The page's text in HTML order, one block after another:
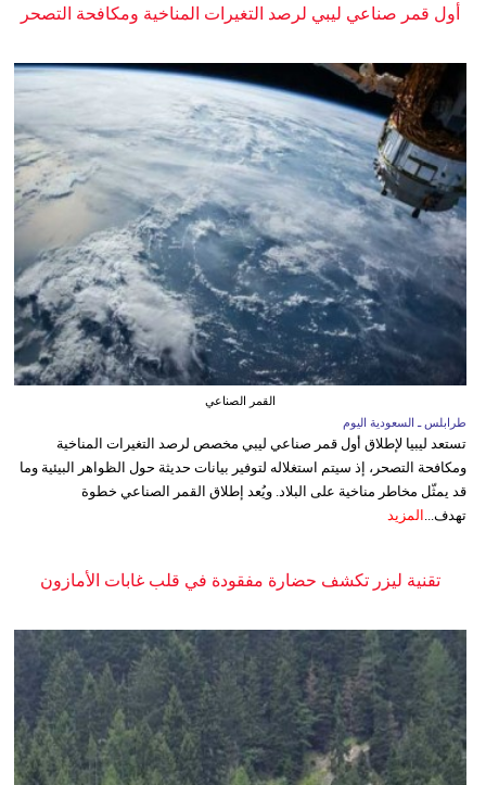
أول قمر صناعي ليبي لرصد التغيرات المناخية ومكافحة التصحر
القمر الصناعي
طرابلس ـ السعودية اليوم
تستعد ليبيا لإطلاق أول قمر صناعي ليبي مخصص لرصد التغيرات المناخية
ومكافحة التصحر، إذ سيتم استغلاله لتوفير بيانات حديثة حول الظواهر البيئية وما
قد يمثّل مخاطر مناخية على البلاد. ويُعد إطلاق القمر الصناعي خطوة
تهدف... المزيد
تقنية ليزر تكشف حضارة مفقودة في قلب غابات الأمازون